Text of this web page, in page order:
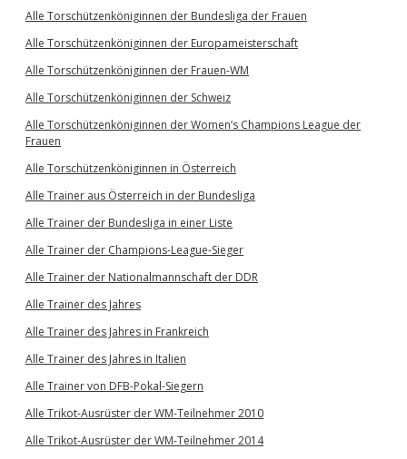
Alle Torschützenköniginnen der Bundesliga der Frauen
Alle Torschützenköniginnen der Europameisterschaft
Alle Torschützenköniginnen der Frauen-WM
Alle Torschützenköniginnen der Schweiz
Alle Torschützenköniginnen der Women’s Champions League der
Frauen
Alle Torschützenköniginnen in Österreich
Alle Trainer aus Österreich in der Bundesliga
Alle Trainer der Bundesliga in einer Liste
Alle Trainer der Champions-League-Sieger
Alle Trainer der Nationalmannschaft der DDR
Alle Trainer des Jahres
Alle Trainer des Jahres in Frankreich
Alle Trainer des Jahres in Italien
Alle Trainer von DFB-Pokal-Siegern
Alle Trikot-Ausrüster der WM-Teilnehmer 2010
Alle Trikot-Ausrüster der WM-Teilnehmer 2014